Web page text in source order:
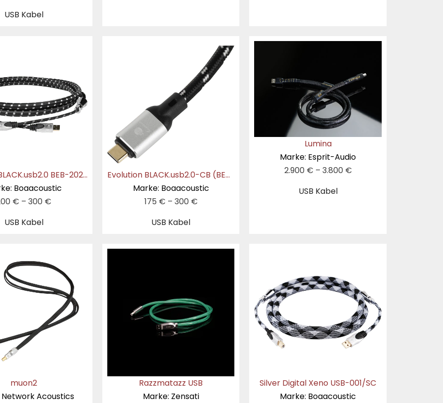
USB Kabel
USB Kabel
Evolution BLACK.usb2.0 BEB-2020
Boaacoustic
€ –300 €
USB Kabel
Evolution BLACK.usb2.0-CB (BEB-2021)
Marke: Boaacoustic
175 € – 300 €
USB Kabel
Lumina
Marke: Esprit-Audio
2.900 € – 3.800 €
muon2
Acoustics
Razzmatazz USB
Marke: Zensati
Silver Digital Xeno USB-001/SC
Marke: Boaacoustic